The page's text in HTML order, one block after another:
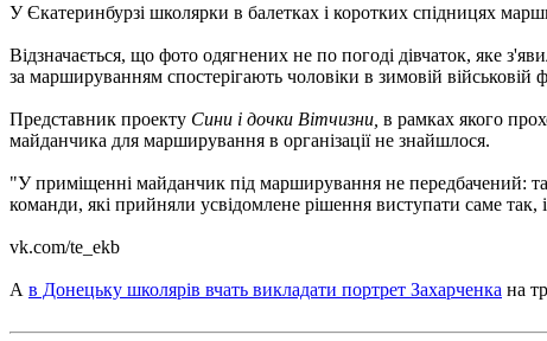
У Єкатеринбурзі школярки в балетках і коротких спідницях
Відзначається, що фото одягнених не по погоді дівчаток, яке
за маршируванням спостерігають чоловіки в зимовій військовій
Представник проекту Сини і дочки Вітчизни, в рамках якого
майданчика для марширування в організації не знайшлося.
"У приміщенні майданчик під марширування не передбачений:
команди, які прийняли усвідомлене рішення виступати саме так,
vk.com/te_ekb
А в Донецьку школярів вчать викладати портрет Захарченка на